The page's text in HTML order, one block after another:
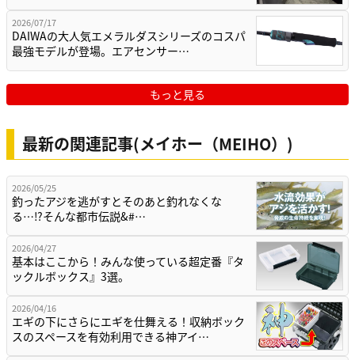
2026/07/17
DAIWAの大人気エメラルダスシリーズのコスパ
最強モデルが登場。エアセンサー…
もっと見る
最新の関連記事(メイホー（MEIHO）)
2026/05/25
釣ったアジを逃がすとそのあと釣れなくな
る…⁉そんな都市伝説&#…
2026/04/27
基本はここから！みんな使っている超定番『タ
ックルボックス』3選。
2026/04/16
エギの下にさらにエギを仕舞える！収納ボック
スのスペースを有効利用できる神アイ…